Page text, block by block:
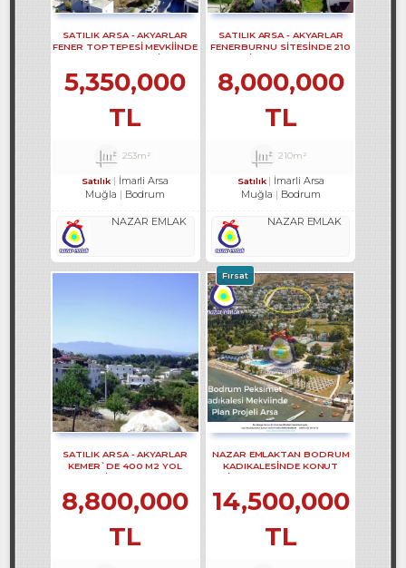
SATILIK ARSA - AKYARLAR
FENER TOPTEPESİ MEVKİİNDE
253 M2 YOL CEPHELİ ARSA
5,350,000
TL
253m²
Satılık
İmarli Arsa
Muğla
Bodrum
NAZAR EMLAK
SATILIK ARSA - AKYARLAR
FENERBURNU SİTESİNDE 210
M2 İ ARSA REF-3249
8,000,000
TL
210m²
Satılık
İmarli Arsa
Muğla
Bodrum
NAZAR EMLAK
SATILIK ARSA - AKYARLAR
KEMER`DE 400 M2 YOL
CEPHELİ ARSA REF-2157
8,800,000
TL
Fırsat
NAZAR EMLAKTAN BODRUM
KADIKALESINDE KONUT
IMARLI ARSA REF-1353
14,500,000
TL